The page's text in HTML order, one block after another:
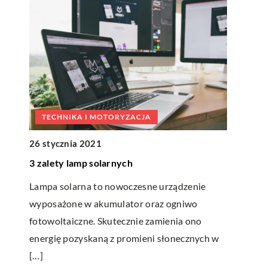
TECHNIKA I MOTORYZACJA
26 stycznia 2021
3 zalety lamp solarnych
Lampa solarna to nowoczesne urządzenie
wyposażone w akumulator oraz ogniwo
fotowoltaiczne. Skutecznie zamienia ono
energię pozyskaną z promieni słonecznych w
[…]